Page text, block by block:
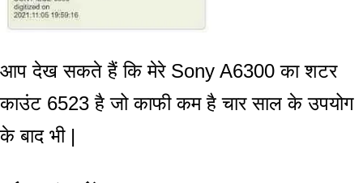
आप देख सकते हैं कि मेरे Sony A6300 का शटर
काउंट 6523 है जो काफी कम है चार साल के उपयोग
के बाद भी |